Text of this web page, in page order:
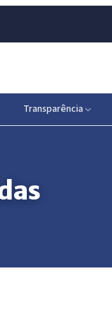
Transparência